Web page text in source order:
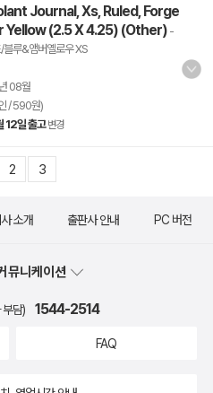
Journal, Xs, Ruled, Forge
(2.5 X 4.25) (Other) -
블루&앰버옐로우 XS
08월
/ 590원)
12일 출고 변경
2 3
소개 출판사 안내 PC 버전
뮤니케이션
부담) 1544-2514
FAQ